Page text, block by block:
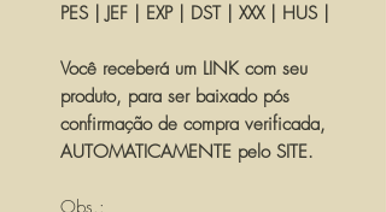
PES | JEF | EXP | DST | XXX | HUS |
Você receberá um LINK com seu
produto, para ser baixado pós
confirmação de compra verificada,
AUTOMATICAMENTE pelo SITE.